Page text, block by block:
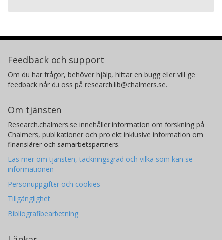
Feedback och support
Om du har frågor, behöver hjälp, hittar en bugg eller vill ge
feedback når du oss på research.lib@chalmers.se.
Om tjänsten
Research.chalmers.se innehåller information om forskning på
Chalmers, publikationer och projekt inklusive information om
finansiärer och samarbetspartners.
Läs mer om tjänsten, täckningsgrad och vilka som kan se
informationen
Personuppgifter och cookies
Tillgänglighet
Bibliografibearbetning